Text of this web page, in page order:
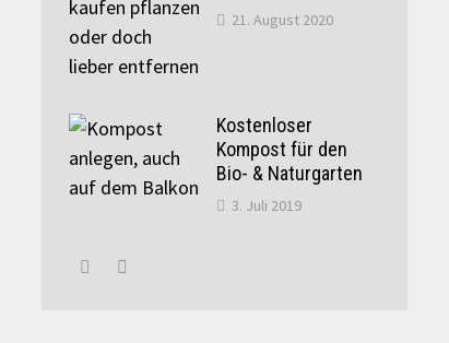
21. August 2020
Kostenloser
Kompost für den
Bio- & Naturgarten
3. Juli 2019